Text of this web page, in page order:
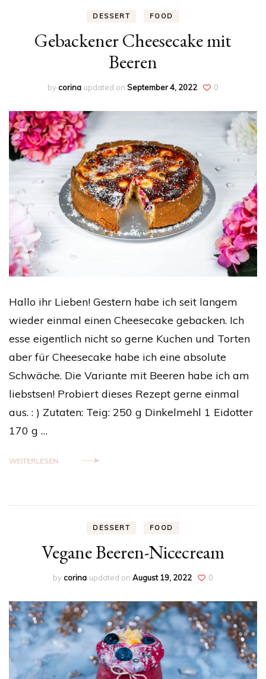
DESSERT FOOD
Gebackener Cheesecake mit
Beeren
by corina updated on September 4, 2022 0
Hallo ihr Lieben! Gestern habe ich seit langem
wieder einmal einen Cheesecake gebacken. Ich
esse eigentlich nicht so gerne Kuchen und Torten
aber für Cheesecake habe ich eine absolute
Schwäche. Die Variante mit Beeren habe ich am
liebstsen! Probiert dieses Rezept gerne einmal
aus. : ) Zutaten: Teig: 250 g Dinkelmehl 1 Eidotter
170 g …
WEITERLESEN
DESSERT FOOD
Vegane Beeren-Nicecream
by corina updated on August 19, 2022 0